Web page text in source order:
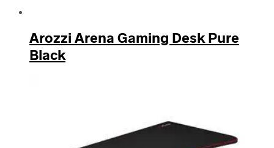
Arozzi Arena Gaming Desk Pure
Black